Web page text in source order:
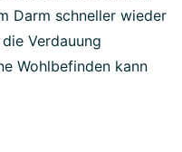
Darm schneller wieder
Verdauung
Wohlbefinden kann